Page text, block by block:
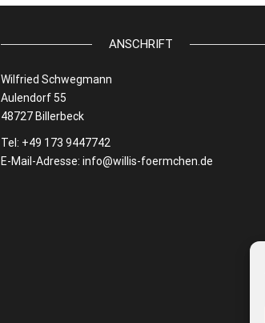
ANSCHRIFT
Wilfried Schwegmann
Aulendorf 55
48727 Billerbeck
Tel: +49 173 9447742
E-Mail-Adresse: info@willis-foermchen.de